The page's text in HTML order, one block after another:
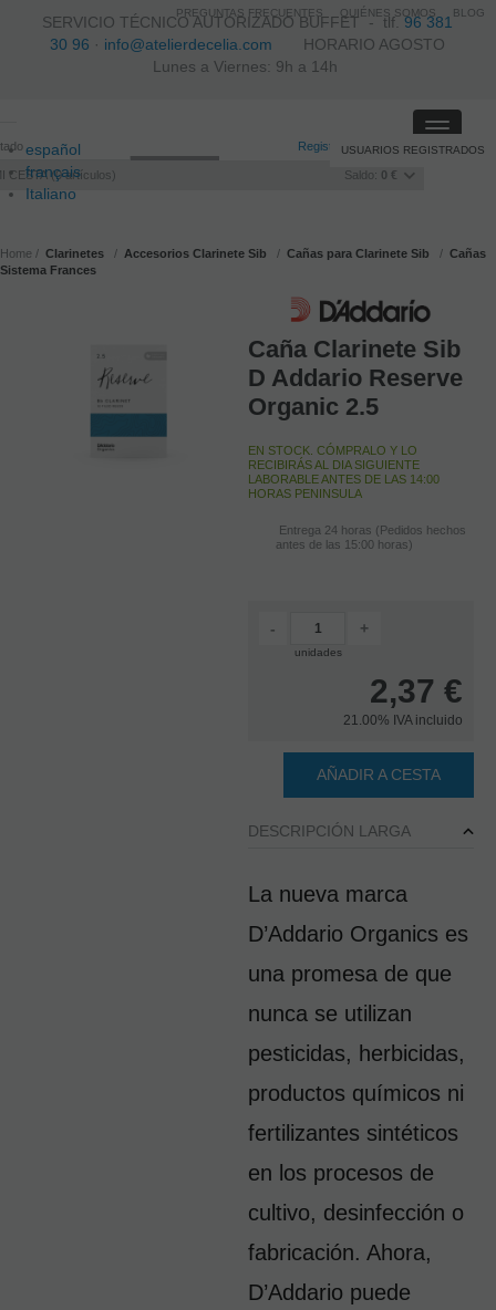
SERVICIO TÉCNICO AUTORIZADO BUFFET -tlf.96 381
30 96 · info@atelierdecelia.com HORARIO AGOSTO
Lunes a Viernes: 9h a 14h
español
français
Italiano
Registro /Iniciar sesión
CESTA 0artículos Saldo: 0 €
USUARIOS REGISTRADOS
Toggle
Home Clarinetes Accesorios Clarinete Sib Cañas para Clarinete Sib
Cañas
Sistema Frances
Caña Clarinete Sib
D Addario Reserve
Organic 2.5
EN STOCK. CÓMPRALO Y LO
RECIBIRÁS AL DIA SIGUIENTE
LABORABLE ANTES DE LAS 14:00
HORAS PENINSULA
Entrega 24 horas (Pedidos hechos
antes de las 15:00 horas)
-
unidades
+
2,37 €
21.00% IVA incluido
AÑADIR A CESTA
DESCRIPCIÓN LARGA
La nueva marca
D’Addario Organics es
una promesa de que
nunca se utilizan
pesticidas, herbicidas,
productos químicos ni
fertilizantes sintéticos
en los procesos de
cultivo, desinfección o
fabricación. Ahora,
D’Addario puede
PREGUNTAS FRECUENTES QUIÉNES SOMOS BLOG